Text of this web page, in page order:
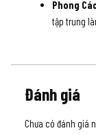
Phong
tập trung
Đánh giá
Chưa có đánh giá